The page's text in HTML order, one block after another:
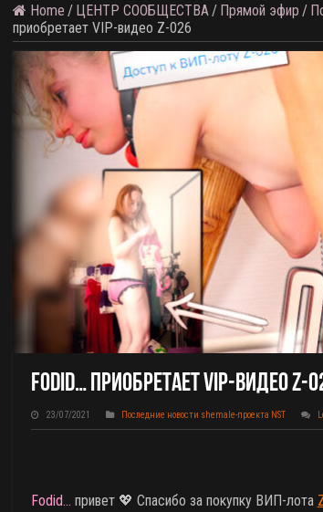
Home / ЦЕНТР СООБЩЕСТВА / Прямой эфир /
приобретает VIP-видео Z-026
Fodid… Приобретает VIP-Видео Z-
23/07/2021 Последние новости shemale-проекта NST
Fodid… привет 💖 Спасибо за покупку ВИП-лота